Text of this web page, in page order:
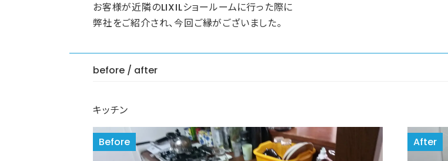
お客様が近隣のLIXILショールームに行った際に
弊社をご紹介され、今回ご縁がございました。
before / after
キッチン